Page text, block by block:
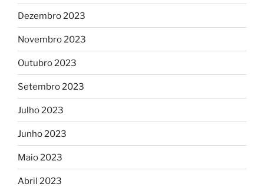
Dezembro 2023
Novembro 2023
Outubro 2023
Setembro 2023
Julho 2023
Junho 2023
Maio 2023
Abril 2023